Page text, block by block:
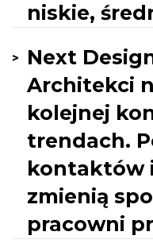
niskie,
Next
Architekci
kolejnej
trendach.
kontaktów
zmienią
pracowni